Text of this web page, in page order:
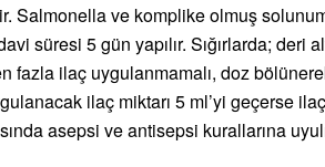
Salmonella ve komplike olmuş
süresi 5 gün yapılır. Sığırlarda; deri
fazla ilaç uygulanmamalı, doz
ilaç miktarı 5 ml’yi geçerse
asepsi ve antisepsi kurallarına